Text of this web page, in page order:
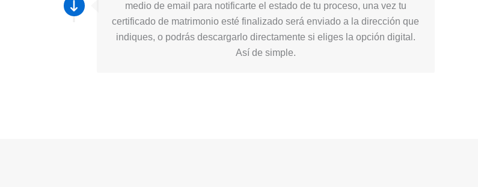
medio de email para notificarte el estado de tu proceso, una vez tu
certificado de matrimonio esté finalizado será enviado a la dirección que
indiques, o podrás descargarlo directamente si eliges la opción digital.
Así de simple.